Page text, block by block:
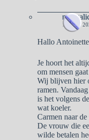
16 JULI
Hallo
Je hoort het
om mensen
Wij blijven hier
ramen.
is het volgens
wat koeler.
Carmen naar
De vrouw die
wilde betalen